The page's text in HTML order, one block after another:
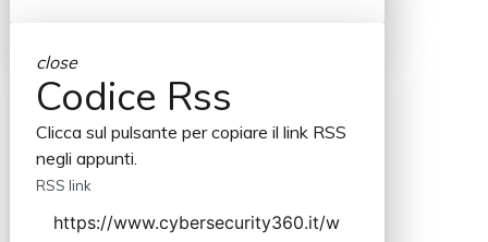
close
Codice Rss
Clicca sul pulsante per copiare il link RSS
negli appunti.
RSS link